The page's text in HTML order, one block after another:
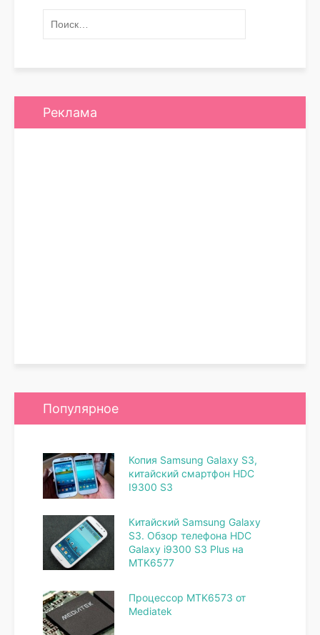
Реклама
Популярное
Копия Samsung Galaxy S3,
китайский смартфон HDC
I9300 S3
Китайский Samsung Galaxy
S3. Обзор телефона HDC
Galaxy i9300 S3 Plus на
MTK6577
Процессор MTK6573 от
Mediatek